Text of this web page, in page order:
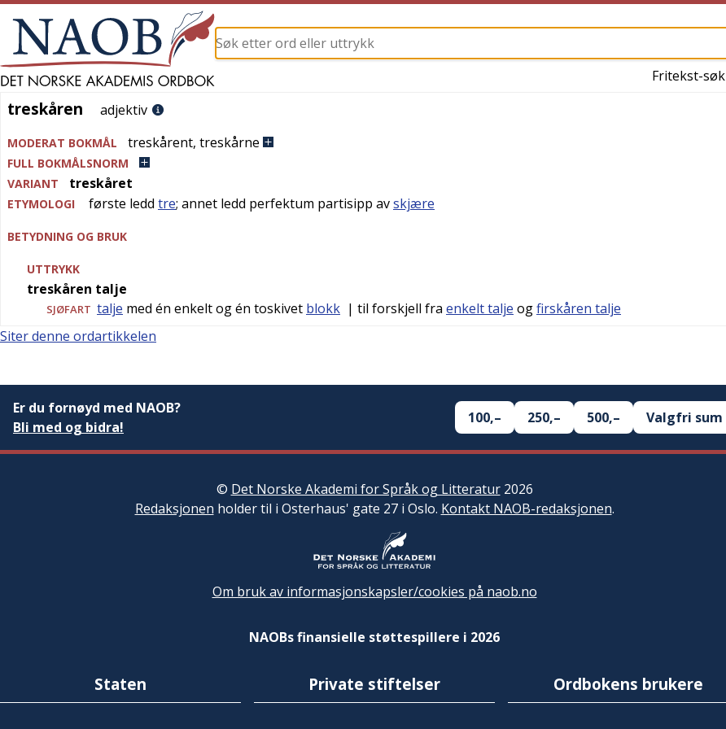
Fritekst-søk
treskåren
treskåren adjektiv
MODERAT BOKMÅL treskårent, treskårne
FULL BOKMÅLSNORM
VARIANT
treskåret
ETYMOLOGI første ledd tre; annet ledd perfektum partisipp avskjære
BETYDNING OG BRUK
UTTRYKK
treskåren talje
SJØFART talje med én enkelt og én toskivet blokk | til forskjell fra enkelt talje ogfirskåren talje
Siter denne ordartikkelen
Er du fornøyd med NAOB?
Bli med og bidra!
100,– 250,– 500,– Valgfri sum
© Det Norske Akademi for Språk og Litteratur2026
Redaksjonen holder til i Osterhaus' gate 27 i Oslo. Kontakt NAOB-redaksjonen.
Om bruk av informasjonskapsler/cookies på naob.no
NAOBs finansielle støttespillere i 2026
Staten Private stiftelser Ordbokens brukere